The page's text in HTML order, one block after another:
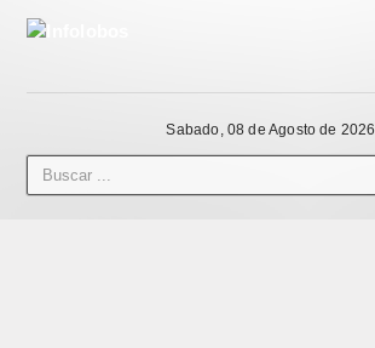
Sabado, 08 de Agosto de 2026